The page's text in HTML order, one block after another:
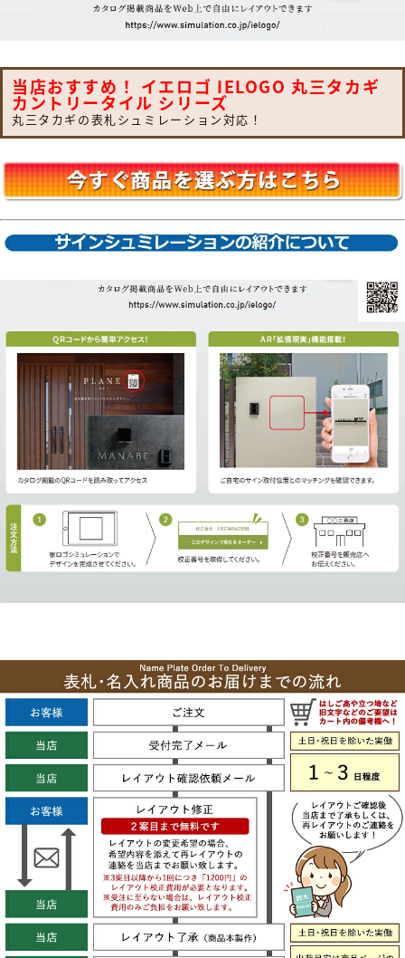
当店おすすめ！ イエロゴ IELOGO 丸三タカギ
カントリータイル シリーズ
丸三タカギの表札シュミレーション対応！